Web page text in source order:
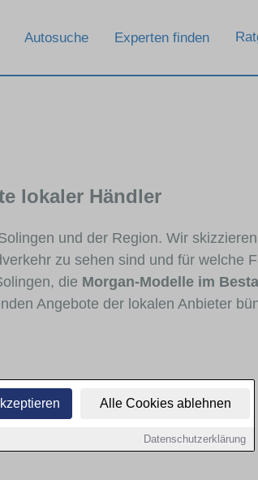
Alle Cookies ablehnen
Datenschutzerklärung
Autosuche Experten finden
lokaler Händler
und der Region. Wir
zu sehen sind und für welche
die Morgan-Modelle im
Angebote der lokalen Anbieter